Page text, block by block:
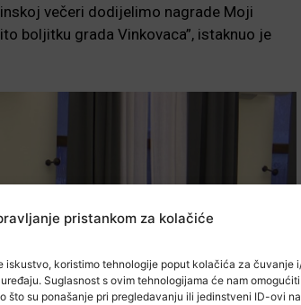
pristankom za kolačiće
iskustvo, koristimo tehnologije poput kolačića za čuvanje
Suglasnost s ovim tehnologijama će nam
što su ponašanje pri pregledavanju ili jedinstveni ID-ovi na
večeri dodijelimo nagrade Moji
boljitku grada Vinkovaca”, istaknuo je